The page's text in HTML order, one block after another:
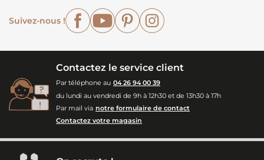
Suivez-nous !
FacebookYouTubePinterest
Contactez le service client
Par téléphone au 04 26 94 00 39
du lundi au vendredi de 9h à 12h30 et de 13h30 à 17h
Par mail via notre formulaire de contact
Contactez votre magasin